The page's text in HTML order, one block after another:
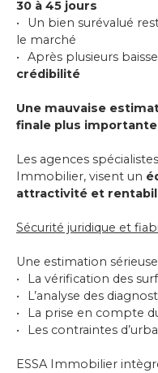
30 à 45 jours
Un bien surévalué
le marché
Après plusieurs
crédibilité
Une mauvaise
finale plus importante
Les agences
Immobilier, visent un
attractivité et
Sécurité juridique et
Une estimation
La vérification des
L’analyse des
La prise en compte
Les contraintes
ESSA Immobilier